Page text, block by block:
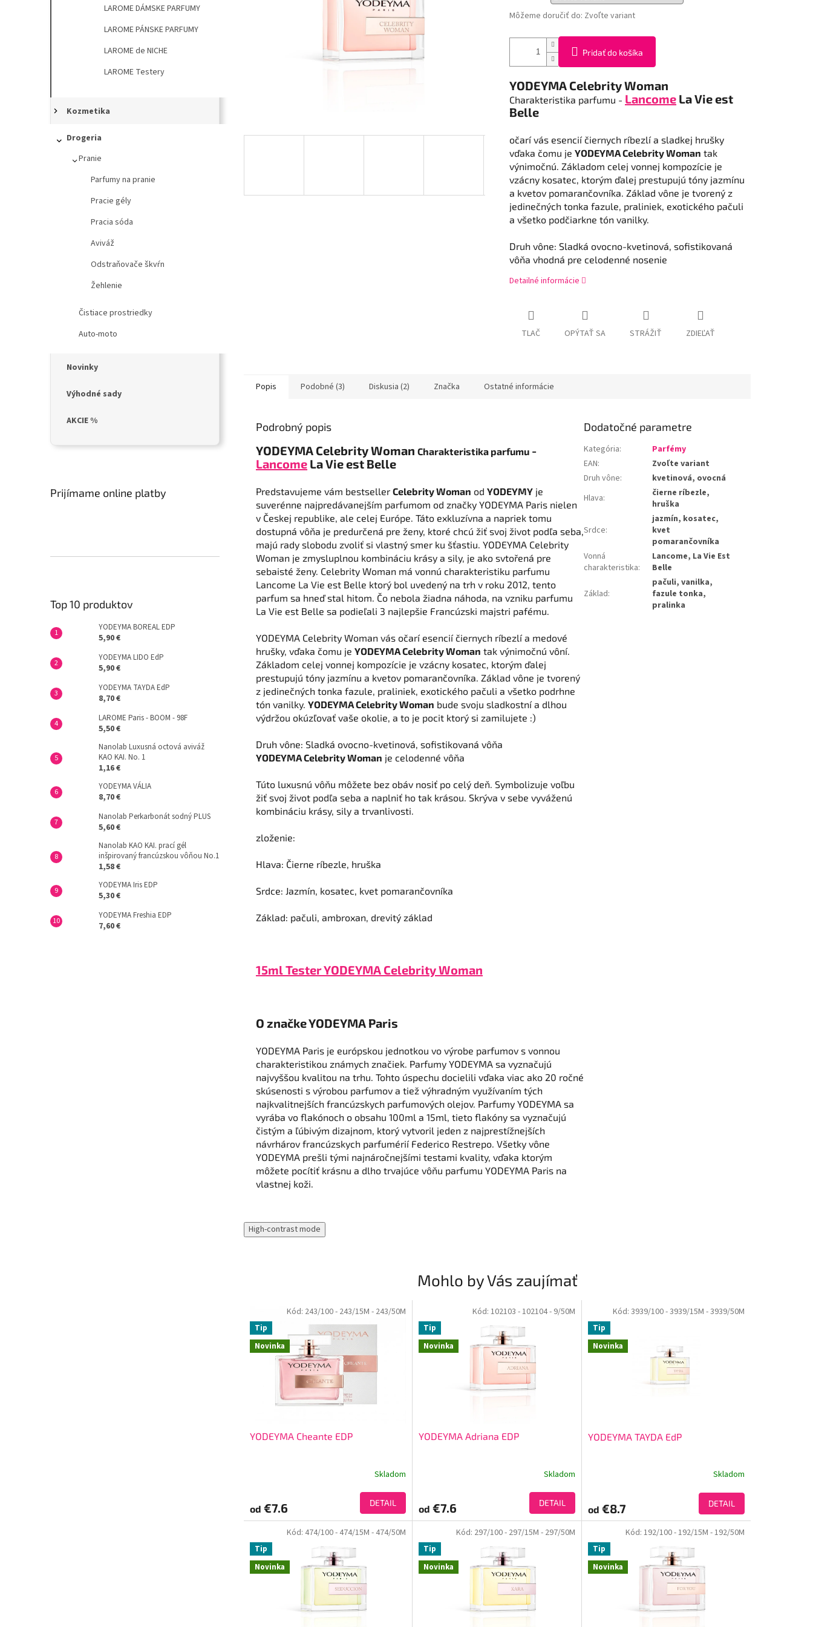
LAROME DÁMSKE PARFUMY
LAROME PÁNSKE PARFUMY
LAROME de NICHE
LAROME Testery
Kozmetika
Drogeria
Pranie
Parfumy na pranie
Pracie gély
Pracia sóda
Aviváž
Odstraňovače škvŕn
Žehlenie
Čistiace prostriedky
Auto-moto
Novinky
Výhodné sady
AKCIE %
Prijímame online platby
Top 10 produktov
YODEYMA BOREAL EDP
5,90 €
YODEYMA LIDO EdP
5,90 €
YODEYMA TAYDA EdP
8,70 €
LAROME Paris - BOOM - 98F
5,50 €
Nanolab Luxusná octová aviváž
KAO KAI. No. 1
1,16 €
YODEYMA VÁLIA
8,70 €
Nanolab Perkarbonát sodný PLUS
5,60 €
Nanolab KAO KAI. prací gél
inšpirovaný francúzskou vôňou No.1
1,58 €
YODEYMA Iris EDP
5,30 €
YODEYMA Freshia EDP
7,60 €
Môžeme doručiť do: Zvoľte variant
Pridať do košíka
YODEYMA CelebrityWoman
Charakteristika parfumu - Lancome La Vieest
Belle
očarí vás esencií čiernych ríbezlí a sladkej hrušky
vďaka čomu je YODEYMACelebrityWoman tak
výnimočnú. Základom celej vonnej kompozície je
vzácny kosatec, ktorým ďalej prestupujú tóny jazmínu
a kvetov pomarančovníka. Základ vône je tvorený z
jedinečných tonka fazule, praliniek, exotického pačuli
a všetko podčiarkne tón vanilky.
Druh vône: Sladká ovocno-kvetinová, sofistikovaná
vôňa vhodná pre celodenné nosenie
Detailné informácie
TLAČ OPÝTAŤ SA STRÁŽIŤ ZDIEĽAŤ
Popis Podobné (3) Diskusia (2) Značka Ostatné informácie
Podrobný popis
YODEYMA Celebrity Woman Charakteristika parfumu -
Lancome La Vie est Belle
Predstavujeme vám bestseller Celebrity Woman od YODEYMY je
suverénne najpredávanejším parfumom od značky YODEYMA Paris nielen
v Českej republike, ale celej Európe. Táto exkluzívna a napriek tomu
dostupná vôňa je predurčená pre ženy, ktoré chcú žiť svoj život podľa seba,
majú rady slobodu zvoliť si vlastný smer ku šťastiu. YODEYMA Celebrity
Woman je zmysluplnou kombináciu krásy a sily, je ako svtořená pre
sebaisté ženy. Celebrity Woman má vonnú charakteristiku parfumu
Lancome La Vie est Belle ktorý bol uvedený na trh v roku 2012, tento
parfum sa hneď stal hitom. Čo nebola žiadna náhoda, na vzniku parfumu
La Vie est Belle sa podieľali 3 najlepšie Francúzski majstri pafému.
YODEYMA Celebrity Woman vás očarí esencií čiernych ríbezlí a medové
hrušky, vďaka čomu je YODEYMA Celebrity Woman tak výnimočnú vôní.
Základom celej vonnej kompozície je vzácny kosatec, ktorým ďalej
prestupujú tóny jazmínu a kvetov pomarančovníka. Základ vône je tvorený
z jedinečných tonka fazule, praliniek, exotického pačuli a všetko podrhne
tón vanilky. YODEYMA Celebrity Woman bude svoju sladkostní a dlhou
výdržou okúzľovať vaše okolie, a to je pocit ktorý si zamilujete :)
Druh vône: Sladká ovocno-kvetinová, sofistikovaná vôňa
YODEYMA Celebrity Woman je celodenné vôňa
Túto luxusnú vôňu môžete bez obáv nosiť po celý deň. Symbolizuje voľbu
žiť svoj život podľa seba a naplniť ho tak krásou. Skrýva v sebe vyváženú
kombináciu krásy, sily a trvanlivosti.
zloženie:
Hlava: Čierne ríbezle, hruška
Srdce: Jazmín, kosatec, kvet pomarančovníka
Základ: pačuli, ambroxan, drevitý základ
15ml Tester YODEYMA Celebrity Woman
O značke YODEYMA Paris
YODEYMA Paris je európskou jednotkou vo výrobe parfumov s vonnou
charakteristikou známych značiek. Parfumy YODEYMA sa vyznačujú
najvyššou kvalitou na trhu. Tohto úspechu docielili vďaka viac ako 20 ročné
skúsenosti s výrobou parfumov a tiež výhradným využívaním tých
najkvalitnejších francúzskych parfumových olejov. Parfumy YODEYMA sa
vyrába vo flakónoch o obsahu 100ml a 15ml, tieto flakóny sa vyznačujú
čistým a ľúbivým dizajnom, ktorý vytvoril jeden z najprestížnejších
návrhárov francúzskych parfumérií Federico Restrepo. Všetky vône
YODEYMA prešli tými najnáročnejšími testami kvality, vďaka ktorým
môžete pocítiť krásnu a dlho trvajúce vôňu parfumu YODEYMA Paris na
vlastnej koži.
Dodatočné parametre
Kategória:
Parfémy
EAN:
Zvoľte variant
Druh vône:
kvetinová, ovocná
Hlava:
čierne ríbezle,
hruška
Srdce:
jazmín, kosatec,
kvet
pomarančovníka
Vonná
charakteristika:
Lancome, La Vie Est
Belle
Základ:
pačuli, vanilka,
fazule tonka,
pralinka
High-contrast mode
Mohlo by Vás zaujímať
Novinka
Tip
YODEYMA Cheante EDP
Skladom
od €7.6 DETAIL
Kód: 243/100- 243/15M - 243/50M
Novinka
Tip
YODEYMA Adriana EDP
Skladom
od €7.6 DETAIL
Kód: 102103 - 102104- 9/50M
Novinka
Tip
YODEYMA TAYDA EdP
Skladom
od €8.7 DETAIL
Kód: 3939/100- 3939/15M - 3939/50M
Novinka
Tip
Kód: 474/100- 474/15M - 474/50M
Novinka
Tip
Kód: 297/100- 297/15M - 297/50M
Novinka
Tip
Kód: 192/100- 192/15M - 192/50M